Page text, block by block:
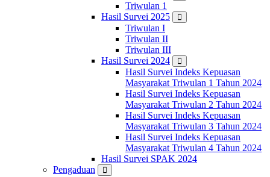
Triwulan 1
Hasil Survei 2025
Triwulan I
Triwulan II
Triwulan III
Hasil Survei 2024
Hasil Survei Indeks Kepuasan
Masyarakat Triwulan 1 Tahun 2024
Hasil Survei Indeks Kepuasan
Masyarakat Triwulan 2 Tahun 2024
Hasil Survei Indeks Kepuasan
Masyarakat Triwulan 3 Tahun 2024
Hasil Survei Indeks Kepuasan
Masyarakat Triwulan 4 Tahun 2024
Hasil Survei SPAK 2024
Pengaduan